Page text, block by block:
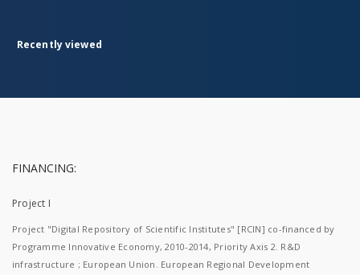
Recently viewed
FINANCING:
Project I
Project "Digital Repository of Scientific Institutes" [RCIN] co-financed by
Programme Innovative Economy, 2010-2014, Priority Axis 2. R&D
infrastructure ; European Union. European Regional Development